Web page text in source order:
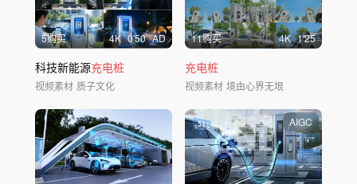
5购买 4K 0'50 AD
科技新能源充电桩
视频素材 质子文化
11购买 4K 1'25
充电桩
视频素材 境由心界无垠
AIGC